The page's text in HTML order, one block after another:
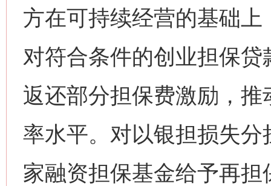
方在可持续经营的基础
对符合条件的创业担保
返还部分担保费激励，
率水平。对以银担损失
家融资担保基金给予再